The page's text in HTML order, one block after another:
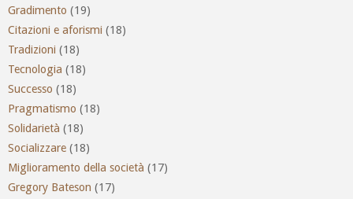
Gradimento (19)
Citazioni e aforismi (18)
Tradizioni (18)
Tecnologia (18)
Successo (18)
Pragmatismo (18)
Solidarietà (18)
Socializzare (18)
Miglioramento della società (17)
Gregory Bateson (17)